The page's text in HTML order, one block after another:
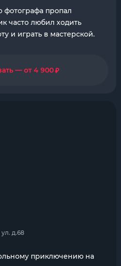
фотографа пропал
часто любил ходить
и играть в мастерской.
— от 4 900₽
д.68
приключению на